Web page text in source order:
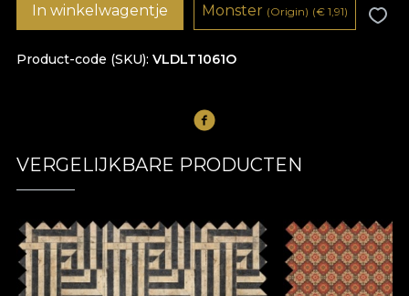
Product-code (SKU) VLDLT1061O
In winkelwagentje Monster (Origin) (€ 1,91)
VERGELIJKBARE PRODUCTEN